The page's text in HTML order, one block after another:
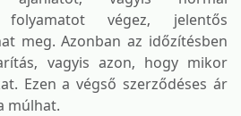
folyamatot végez, jelentős
meg. Azonban az időzítésben
vagyis azon, hogy mikor
Ezen a végső szerződéses ár
múlhat.